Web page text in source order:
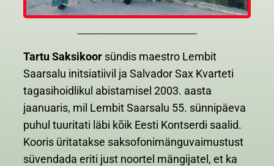
Tartu Saksikoor sündis maestro Lembit
Saarsalu initsiatiivil ja Salvador Sax Kvarteti
tagasihoidlikul abistamisel 2003. aasta
jaanuaris, mil Lembit Saarsalu 55. sünnipäeva
puhul tuuritati läbi kõik Eesti Kontserdi saalid.
Kooris üritatakse saksofonimänguvaimustust
süvendada eriti just noortel mängijatel, et ka